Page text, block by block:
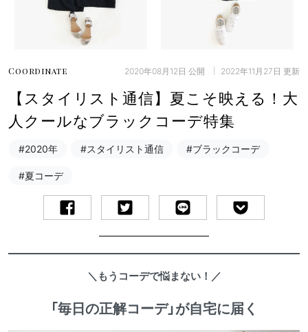
Coordinate 2020年08月12日 公開 2022年11月27日 更新
【スタイリスト通信】夏こそ映える！大
人クールなブラックコーデ特集
#2020年 #スタイリスト通信
#ブラックコーデ
#夏コーデ
＼もうコーデで悩まない！／
「毎日の正解コーデ」が自宅に届く